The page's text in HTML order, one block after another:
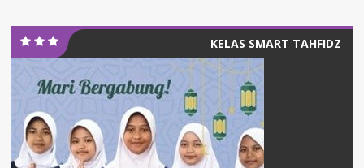
KELAS SMART TAHFIDZ